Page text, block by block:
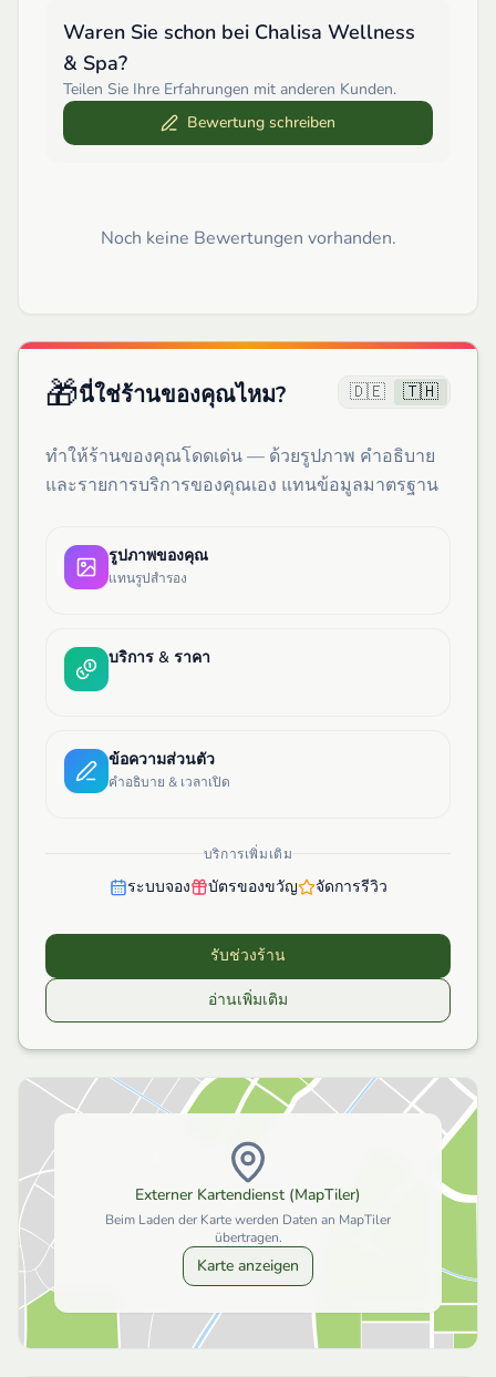
Waren Sie schon bei Chalisa Wellness
& Spa?
Teilen Sie Ihre Erfahrungen mit anderen Kunden.
Bewertung schreiben
Noch keine Bewertungen vorhanden.
🎁นี่ใช่ร้านของคุณไหม? 🇩🇪 🇹🇭
ทำให้ร้านของคุณโดดเด่น — ด้วยรูปภาพ คำอธิบาย
และรายการบริการของคุณเอง แทนข้อมูลมาตรฐาน
รูปภาพของคุณ
แทนรูปสำรอง
บริการ & ราคา
ข้อความส่วนตัว
คำอธิบาย & เวลาเปิด
บริการเพิ่มเติม
ระบบจอง บัตรของขวัญ จัดการรีวิว
รับช่วงร้าน
อ่านเพิ่มเติม
Externer Kartendienst (MapTiler)
Beim Laden der Karte werden Daten an MapTiler
übertragen.
Karte anzeigen